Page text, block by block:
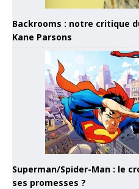
Backrooms : notre critique
Kane Parsons
Superman/Spider-Man : le
ses promesses ?